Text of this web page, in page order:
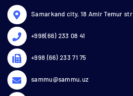
Samarkand city, 18 Amir Temur str
+998(66) 233 08 41
+998 (66) 233 71 75
sammu@sammu.uz